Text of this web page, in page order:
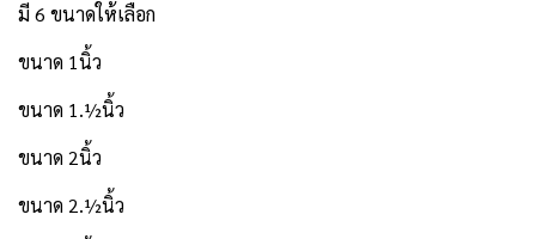
มี 6 ขนาดให้เลือก
ขนาด 1นิ้ว
ขนาด 1.½นิ้ว
ขนาด 2นิ้ว
ขนาด 2.½นิ้ว